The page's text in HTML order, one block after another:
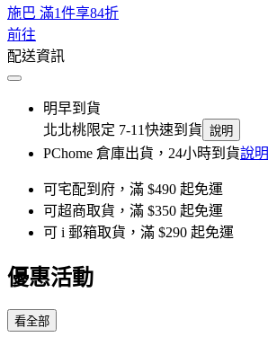
施巴 滿1件享84折
前往
配送資訊
明早到貨
北北桃限定 7-11快速到貨 說明
PChome 倉庫出貨，24小時到貨說明
可宅配到府，滿 $490 起免運
可超商取貨，滿 $350 起免運
可 i 郵箱取貨，滿 $290 起免運
優惠活動
看全部